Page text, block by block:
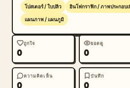
โปสเตอร์ / ใบปลิว อินโฟกราฟิก / ภาพประกอบ
แผนภาพ / แผนภูมิ
ถูกใจ
0
ยอดดู
0
ความคิดเห็น
0
บันทึก
0